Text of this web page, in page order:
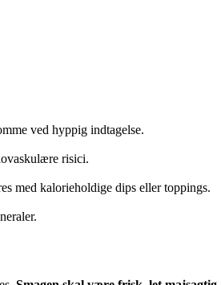
ved hyppig indtagelse.
risici.
med kalorieholdige dips eller toppings.